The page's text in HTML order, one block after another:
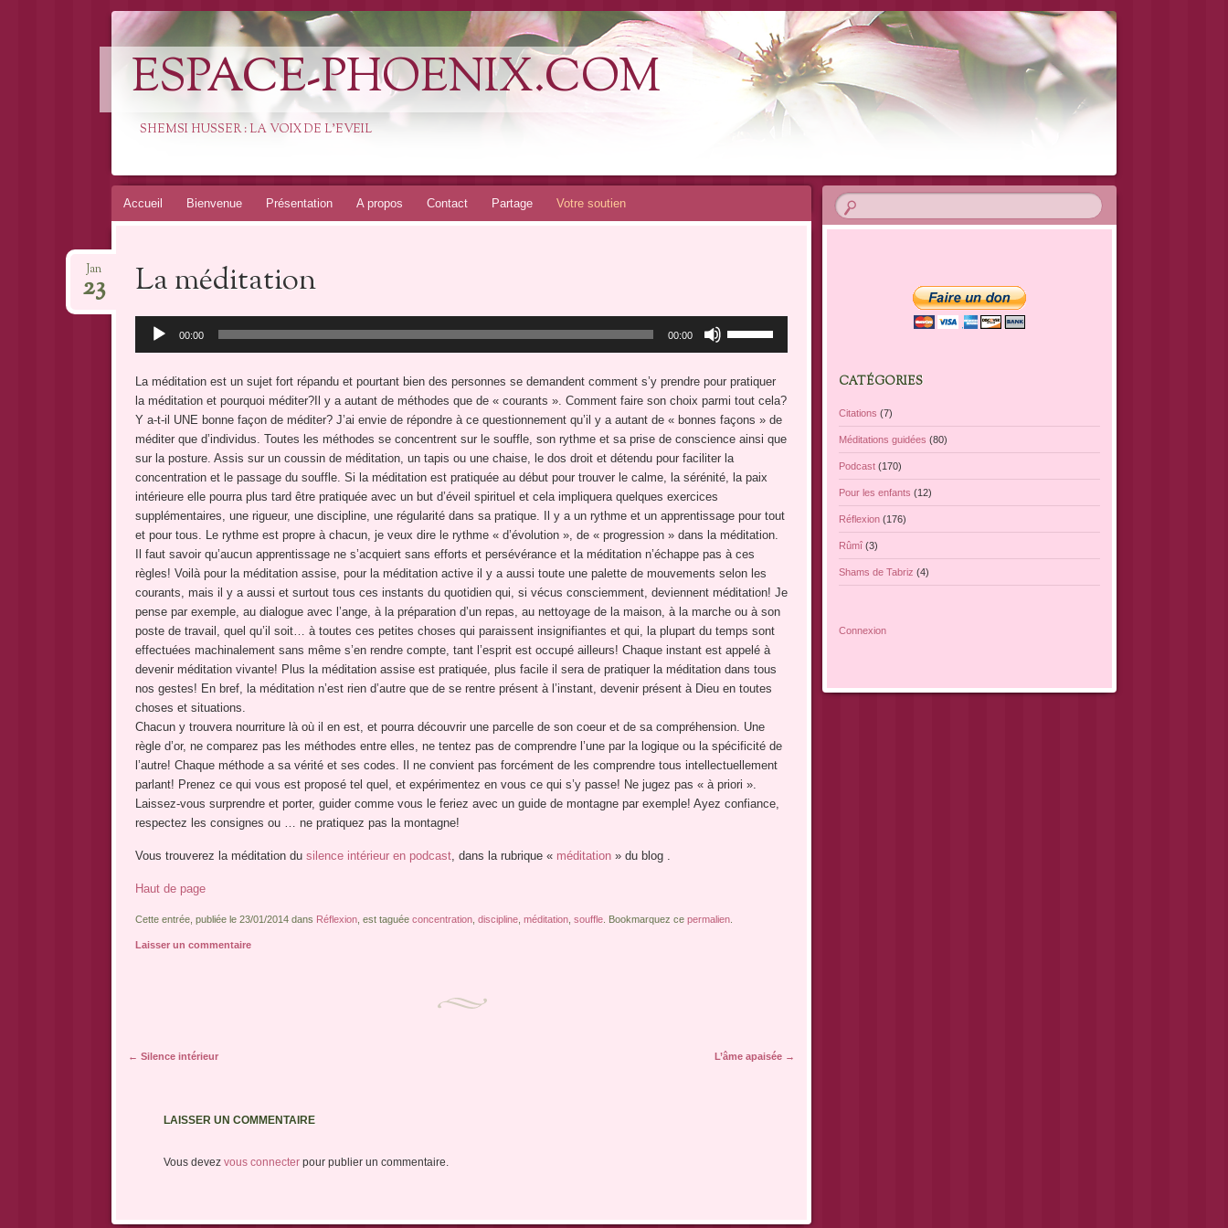
ESPACE-PHOENIX.COM
SHEMSI HUSSER : LA VOIX DE L'EVEIL
Aller
Accueil Bienvenue Présentation A propos Contact Partage Votre soutien
La méditation
Jan
23
Lecteur
audio
00:00 00:00
haut/bas
pour
augmenter
ou
diminuer
le
La méditation est un sujet fort répandu et pourtant bien des personnes se demandent comment s’y prendre pour pratiquer
la méditation et pourquoi méditer?Il y a autant de méthodes que de « courants ». Comment faire son choix parmi tout cela?
Y a-t-il UNE bonne façon de méditer? J’ai envie de répondre à ce questionnement qu’il y a autant de « bonnes façons » de
méditer que d’individus. Toutes les méthodes se concentrent sur le souffle, son rythme et sa prise de conscience ainsi que
sur la posture. Assis sur un coussin de méditation, un tapis ou une chaise, le dos droit et détendu pour faciliter la
concentration et le passage du souffle. Si la méditation est pratiquée au début pour trouver le calme, la sérénité, la paix
intérieure elle pourra plus tard être pratiquée avec un but d’éveil spirituel et cela impliquera quelques exercices
supplémentaires, une rigueur, une discipline, une régularité dans sa pratique. Il y a un rythme et un apprentissage pour tout
et pour tous. Le rythme est propre à chacun, je veux dire le rythme « d’évolution », de « progression » dans la méditation.
Il faut savoir qu’aucun apprentissage ne s’acquiert sans efforts et persévérance et la méditation n’échappe pas à ces
règles! Voilà pour la méditation assise, pour la méditation active il y a aussi toute une palette de mouvements selon les
courants, mais il y a aussi et surtout tous ces instants du quotidien qui, si vécus consciemment, deviennent méditation! Je
pense par exemple, au dialogue avec l’ange, à la préparation d’un repas, au nettoyage de la maison, à la marche ou à son
poste de travail, quel qu’il soit… à toutes ces petites choses qui paraissent insignifiantes et qui, la plupart du temps sont
effectuées machinalement sans même s’en rendre compte, tant l’esprit est occupé ailleurs! Chaque instant est appelé à
devenir méditation vivante! Plus la méditation assise est pratiquée, plus facile il sera de pratiquer la méditation dans tous
nos gestes! En bref, la méditation n’est rien d’autre que de se rentre présent à l’instant, devenir présent à Dieu en toutes
choses et situations.
Chacun y trouvera nourriture là où il en est, et pourra découvrir une parcelle de son coeur et de sa compréhension. Une
règle d’or, ne comparez pas les méthodes entre elles, ne tentez pas de comprendre l’une par la logique ou la spécificité de
l’autre! Chaque méthode a sa vérité et ses codes. Il ne convient pas forcément de les comprendre tous intellectuellement
parlant! Prenez ce qui vous est proposé tel quel, et expérimentez en vous ce qui s’y passe! Ne jugez pas « à priori ».
Laissez-vous surprendre et porter, guider comme vous le feriez avec un guide de montagne par exemple! Ayez confiance,
respectez les consignes ou … ne pratiquez pas la montagne!
Vous trouverez la méditation du silence intérieur en podcast, dans la rubrique « méditation» du blog .
Haut de page
Cette entrée, publiée le 23/01/2014 dans Réflexion, est taguée concentration, discipline, méditation, souffle. Bookmarquez ce permalien.
Laisser un commentaire
Navigation des articles
← Silence intérieur L’âme apaisée →
LAISSER UN COMMENTAIRE
Vous devez vous connecter pour publier un commentaire.
CATÉGORIES
Citations (7)
Méditations guidées (80)
Podcast (170)
Pour les enfants (12)
Réflexion (176)
Rûmî (3)
Shams de Tabriz (4)
Connexion